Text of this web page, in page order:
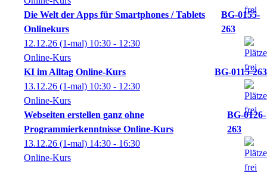
Die Welt der Apps für Smartphones / Tablets
Onlinekurs
BG-0155-
263
12.12.26 (1-mal) 10:30 - 12:30
Online-Kurs
KI im Alltag Online-Kurs
BG-0115-263
13.12.26 (1-mal) 10:30 - 12:30
Online-Kurs
Webseiten erstellen ganz ohne
Programmierkenntnisse Online-Kurs
BG-0126-
263
13.12.26 (1-mal) 14:30 - 16:30
Online-Kurs